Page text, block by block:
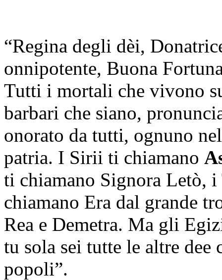
“Regina degli dèi,
onnipotente, Buona
Tutti i mortali che vivono
barbari che siano,
onorato da tutti, ognuno
patria. I Sirii ti chiamano
ti chiamano Signora Letò,
chiamano Era dal grande
Rea e Demetra. Ma gli
tu sola sei tutte le altre
popoli”.